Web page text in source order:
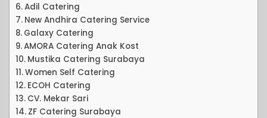
Adil Catering
New Andhira Catering Service
Galaxy Catering
AMORA Catering Anak Kost
Mustika Catering Surabaya
Women Self Catering
ECOH Catering
CV. Mekar Sari
ZF Catering Surabaya